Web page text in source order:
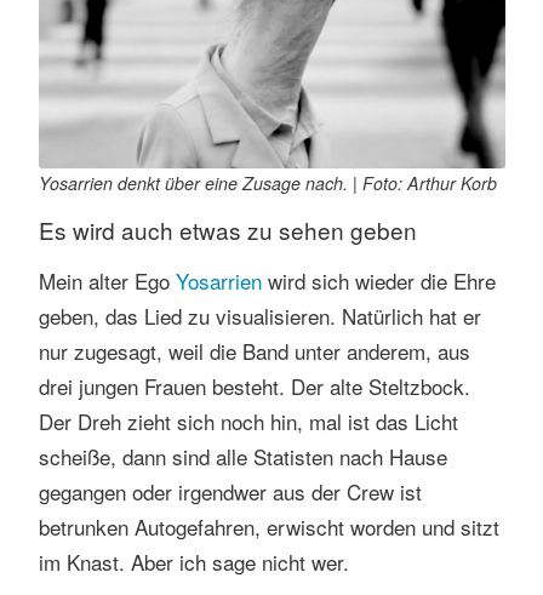
Yosarrien denkt über eine Zusage nach. | Foto: Arthur Korb
Es wird auch etwas zu sehen geben
Mein alter Ego Yosarrienwird sich wieder die Ehre
geben, das Lied zu visualisieren. Natürlich hat er
nur zugesagt, weil die Band unter anderem, aus
drei jungen Frauen besteht. Der alte Steltzbock.
Der Dreh zieht sich noch hin, mal ist das Licht
scheiße, dann sind alle Statisten nach Hause
gegangen oder irgendwer aus der Crew ist
betrunken Autogefahren, erwischt worden und sitzt
im Knast. Aber ich sage nicht wer.